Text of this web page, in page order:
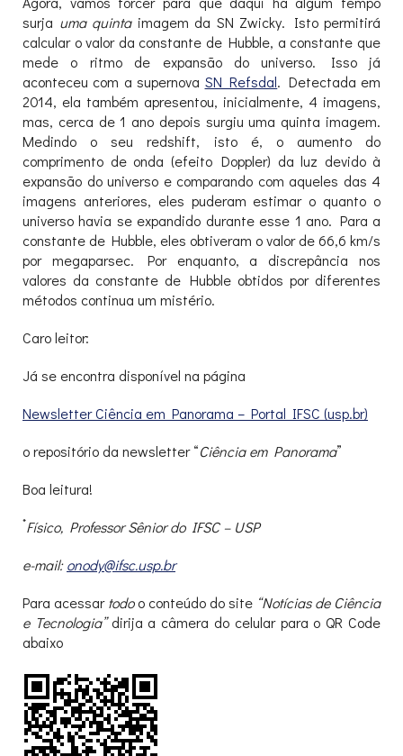
surja uma quintaimagem da SN Zwicky. Isto permitirá
calcular o valor da constante de Hubble, a constante que
mede o ritmo de expansão do universo. Isso já
aconteceu com a supernova SN Refsdal. Detectada em
2014, ela também apresentou, inicialmente, 4 imagens,
mas, cerca de 1 ano depois surgiu uma quinta imagem.
Medindo o seu redshift, isto é, o aumento do
comprimento de onda (efeito Doppler) da luz devido à
expansão do universo e comparando com aqueles das 4
imagens anteriores, eles puderam estimar o quanto o
universo havia se expandido durante esse 1 ano. Para a
constante de Hubble, eles obtiveram o valor de 66,6 km/s
por megaparsec. Por enquanto, a discrepância nos
valores da constante de Hubble obtidos por diferentes
métodos continua um mistério.
Caro leitor:
Já se encontra disponível na página
Newsletter Ciência em Panorama – Portal IFSC (usp.br)
o repositório da newsletter “Ciência em Panorama”
Boa leitura!
*Físico, Professor Sênior do IFSC – USP
e-mail:onody@ifsc.usp.br
Para acessartodoo conteúdo do site “Notícias de Ciência
e Tecnologia”dirija a câmera do celular para o QR Code
abaixo